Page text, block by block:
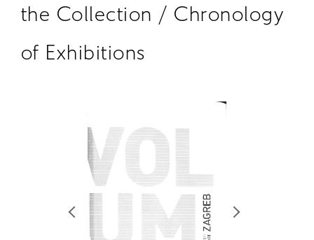
LIBRARY
RETRACE
コンサート
the Collection / Chronology
of Exhibitions